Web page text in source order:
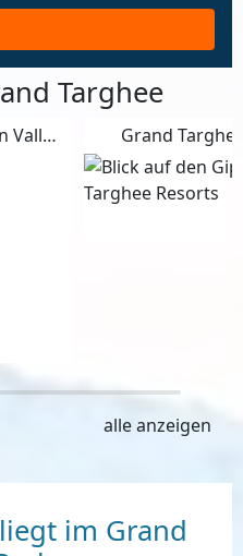
Targhee
Grand
alle anzeigen
im Grand